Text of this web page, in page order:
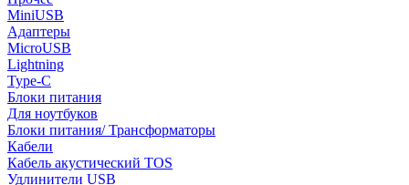
MiniUSB
Адаптеры
MicroUSB
Lightning
Type-C
Блоки питания
Для ноутбуков
Блоки питания/ Трансформаторы
Кабели
Кабель акустический TOS
Удлинители USB